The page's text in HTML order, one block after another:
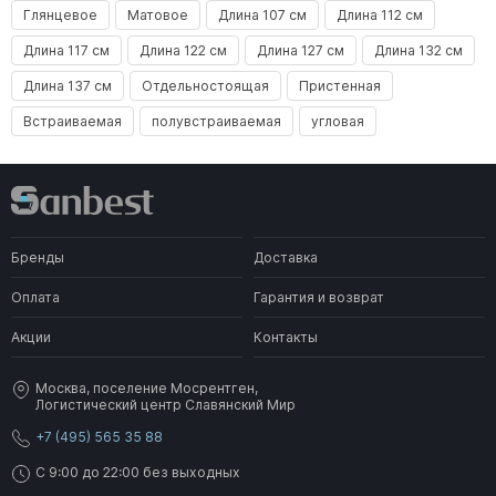
Глянцевое Матовое Длина 107 см Длина 112 см
Длина 117 см Длина 122 см Длина 127 см Длина 132 см
Длина 137 см Отдельностоящая Пристенная
Встраиваемая полувстраиваемая угловая
Бренды Доставка
Оплата Гарантия и возврат
Акции Контакты
Москва, поселение Мосрентген,
Логистический центр Славянский Мир
+7 (495) 565 35 88
C 9:00 до 22:00 без выходных